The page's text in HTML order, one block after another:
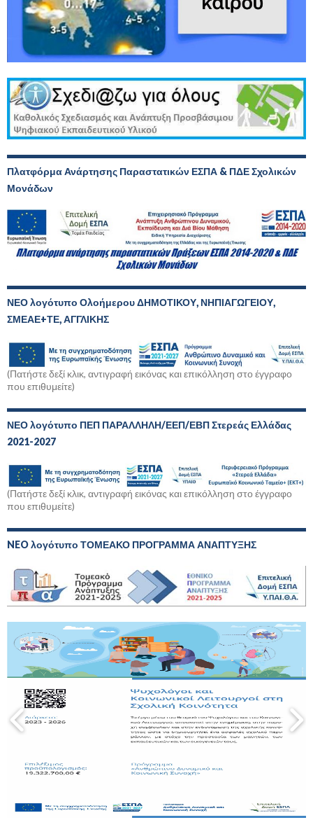
Πλατφόρμα Ανάρτησης Παραστατικών ΕΣΠΑ & ΠΔΕ Σχολικών
Μονάδων
ΝΕΟ λογότυπο Ολοήμερου ΔΗΜΟΤΙΚΟΥ, ΝΗΠΙΑΓΩΓΕΙΟΥ,
ΣΜΕΑΕ+ΤΕ, ΑΓΓΛΙΚΗΣ
(Πατήστε δεξί κλικ, αντιγραφή εικόνας και επικόλληση στο έγγραφο
που επιθυμείτε)
ΝΕΟ λογότυπο ΠΕΠ ΠΑΡΑΛΛΗΛΗ/ΕΕΠ/ΕΒΠ Στερεάς Ελλάδας
2021-2027
(Πατήστε δεξί κλικ, αντιγραφή εικόνας και επικόλληση στο έγγραφο
που επιθυμείτε)
NEO λογότυπο ΤΟΜΕΑΚΟ ΠΡΟΓΡΑΜΜΑ ΑΝΑΠΤΥΞΗΣ